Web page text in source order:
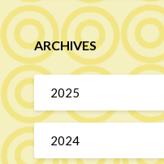
ARCHIVES
2025
2024